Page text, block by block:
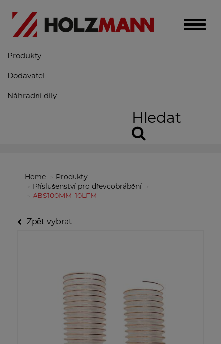
Toggle
Produkty
Dodavatel
Náhradní díly
Hledat
Home
Produkty
Příslušenství pro dřevoobrábění
ABS100MM_10LFM
Zpět vybrat